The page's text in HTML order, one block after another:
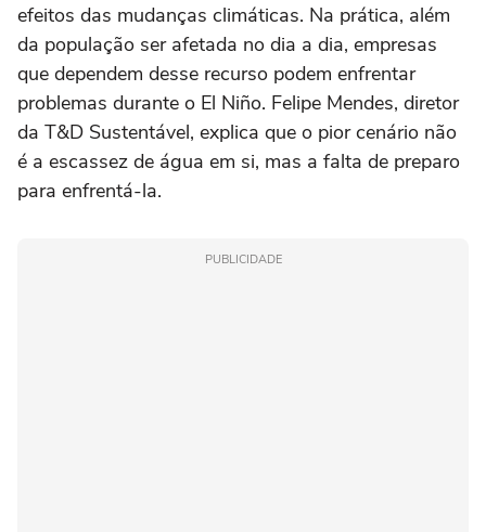
efeitos das mudanças climáticas. Na prática, além
da população ser afetada no dia a dia, empresas
que dependem desse recurso podem enfrentar
problemas durante o El Niño. Felipe Mendes, diretor
da T&D Sustentável, explica que o pior cenário não
é a escassez de água em si, mas a falta de preparo
para enfrentá-la.
PUBLICIDADE